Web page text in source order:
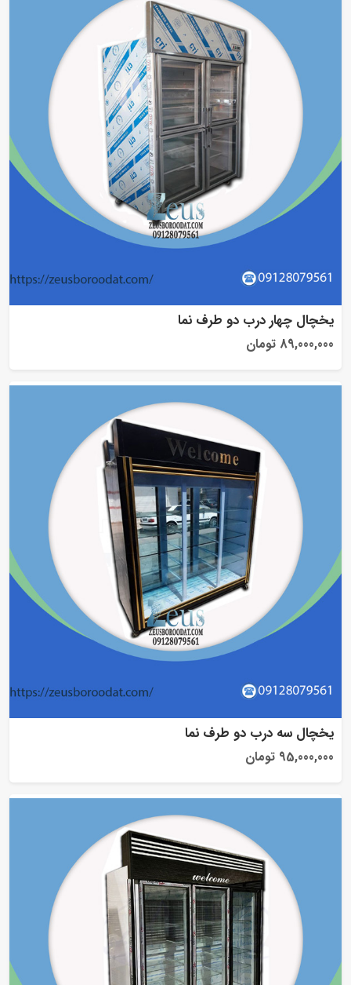
یخچال چهار درب دو طرف نما
89,000,000 تومان
یخچال سه درب دو طرف نما
95,000,000 تومان